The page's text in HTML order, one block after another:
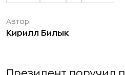
Автор:
Кирилл Билык